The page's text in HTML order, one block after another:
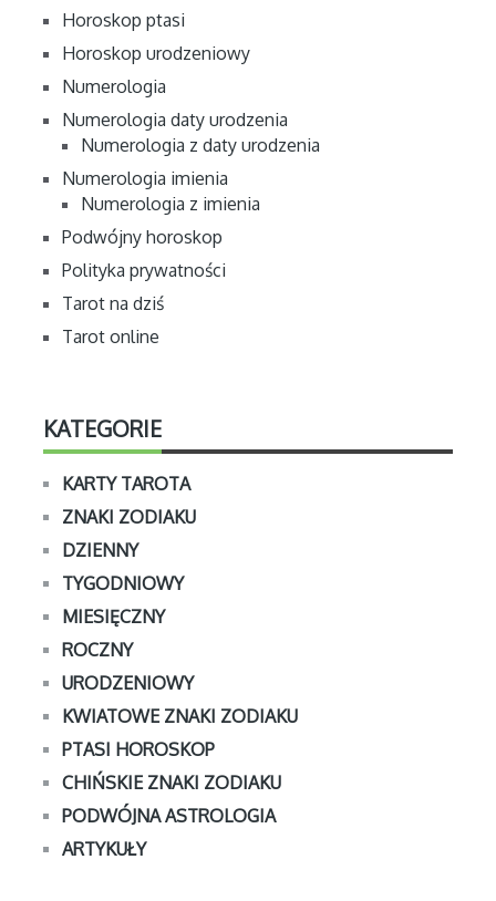
Horoskop ptasi
Horoskop urodzeniowy
Numerologia
Numerologia daty urodzenia
Numerologia z daty urodzenia
Numerologia imienia
Numerologia z imienia
Podwójny horoskop
Polityka prywatności
Tarot na dziś
Tarot online
KATEGORIE
KARTY TAROTA
ZNAKI ZODIAKU
DZIENNY
TYGODNIOWY
MIESIĘCZNY
ROCZNY
URODZENIOWY
KWIATOWE ZNAKI ZODIAKU
PTASI HOROSKOP
CHIŃSKIE ZNAKI ZODIAKU
PODWÓJNA ASTROLOGIA
ARTYKUŁY